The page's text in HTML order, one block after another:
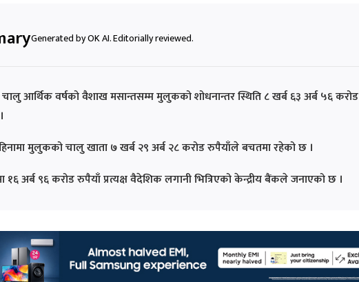
Generated by OK AI. Editorially reviewed.
चालु आर्थिक वर्षको वैशाख मसान्तसम्म मुलुकको शोधनान्तर स्थिति ८ खर्ब ६३ अर्ब ५६ करोड
मुलुकको चालु खाता ७ खर्ब २९ अर्ब २८ करोड रुपैयाँले बचतमा रहेको छ ।
अर्ब ९६ करोड रुपैयाँ प्रत्यक्ष वैदेशिक लगानी भित्रिएको केन्द्रीय बैंकले जनाएको छ ।